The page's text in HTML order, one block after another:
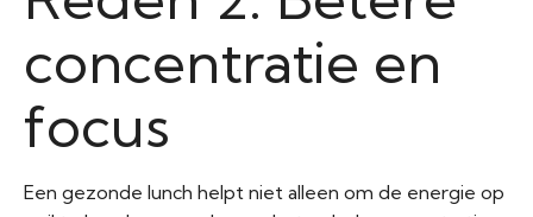
concentratie en
focus
Een gezonde lunch helpt niet alleen om de energie op